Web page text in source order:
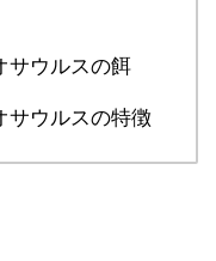
サウルスの餌
サウルスの特徴